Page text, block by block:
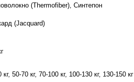
(Thermofiber), Синтепон
(Jacquard)
кг, 50-70 кг, 70-100 кг, 100-130 кг, 130-150 кг